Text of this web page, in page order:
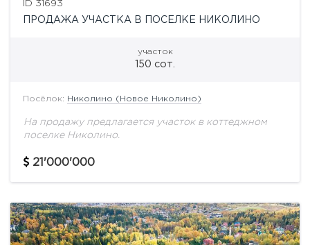
ID 31693
ПРОДАЖА УЧАСТКА В ПОСЕЛКЕ НИКОЛИНО
участок
150 сот.
Посёлок: Николино (Новое Николино)
На продажу предлагается участок в коттеджном
поселке Николино.
21'000'000